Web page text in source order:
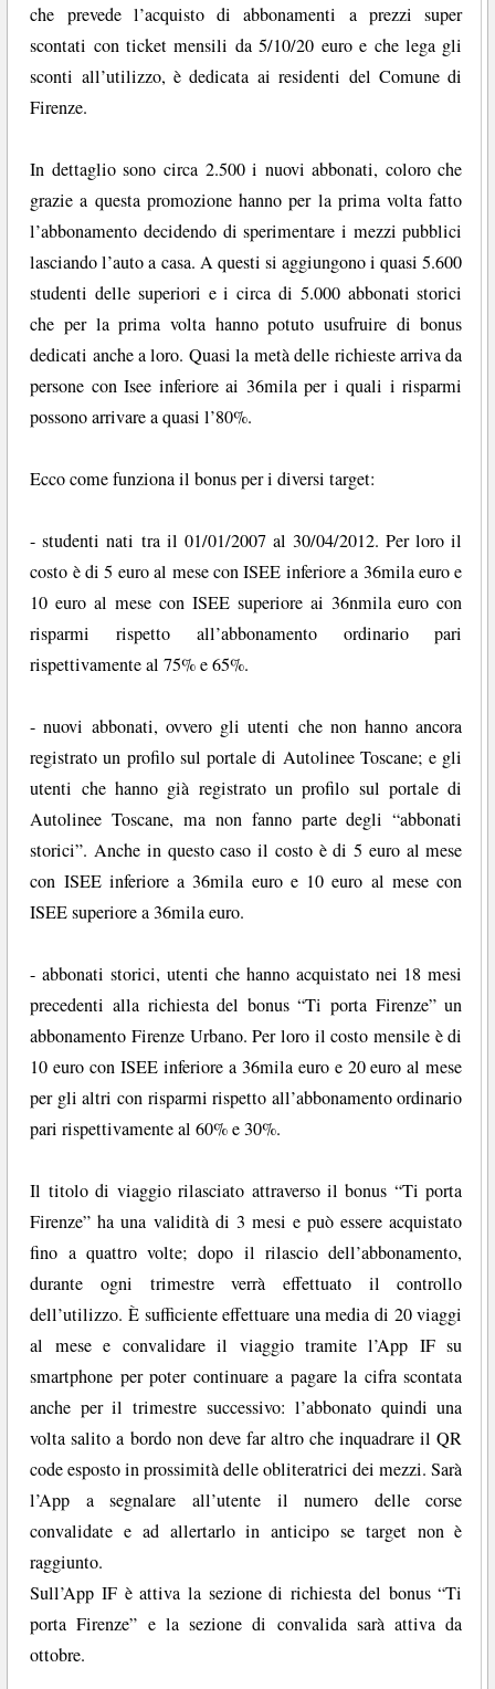
che prevede l’acquisto di abbonamenti a prezzi super
scontati con ticket mensili da 5/10/20 euro e che lega gli
sconti all’utilizzo, è dedicata ai residenti del Comune di
Firenze.
In dettaglio sono circa 2.500 i nuovi abbonati, coloro che
grazie a questa promozione hanno per la prima volta fatto
l’abbonamento decidendo di sperimentare i mezzi pubblici
lasciando l’auto a casa. A questi si aggiungono i quasi 5.600
studenti delle superiori e i circa di 5.000 abbonati storici
che per la prima volta hanno potuto usufruire di bonus
dedicati anche a loro. Quasi la metà delle richieste arriva da
persone con Isee inferiore ai 36mila per i quali i risparmi
possono arrivare a quasi l’80%.
Ecco come funziona il bonus per i diversi target:
- studenti nati tra il 01/01/2007 al 30/04/2012. Per loro il
costo è di 5 euro al mese con ISEE inferiore a 36mila euro e
10 euro al mese con ISEE superiore ai 36nmila euro con
risparmi rispetto all’abbonamento ordinario pari
rispettivamente al 75% e 65%.
- nuovi abbonati, ovvero gli utenti che non hanno ancora
registrato un profilo sul portale di Autolinee Toscane; e gli
utenti che hanno già registrato un profilo sul portale di
Autolinee Toscane, ma non fanno parte degli “abbonati
storici”. Anche in questo caso il costo è di 5 euro al mese
con ISEE inferiore a 36mila euro e 10 euro al mese con
ISEE superiore a 36mila euro.
- abbonati storici, utenti che hanno acquistato nei 18 mesi
precedenti alla richiesta del bonus “Ti porta Firenze” un
abbonamento Firenze Urbano. Per loro il costo mensile è di
10 euro con ISEE inferiore a 36mila euro e 20 euro al mese
per gli altri con risparmi rispetto all’abbonamento ordinario
pari rispettivamente al 60% e 30%.
Il titolo di viaggio rilasciato attraverso il bonus “Ti porta
Firenze” ha una validità di 3 mesi e può essere acquistato
fino a quattro volte; dopo il rilascio dell’abbonamento,
durante ogni trimestre verrà effettuato il controllo
dell’utilizzo. È sufficiente effettuare una media di 20 viaggi
al mese e convalidare il viaggio tramite l’App IF su
smartphone per poter continuare a pagare la cifra scontata
anche per il trimestre successivo: l’abbonato quindi una
volta salito a bordo non deve far altro che inquadrare il QR
code esposto in prossimità delle obliteratrici dei mezzi. Sarà
l’App a segnalare all’utente il numero delle corse
convalidate e ad allertarlo in anticipo se target non è
raggiunto.
Sull’App IF è attiva la sezione di richiesta del bonus “Ti
porta Firenze” e la sezione di convalida sarà attiva da
ottobre.